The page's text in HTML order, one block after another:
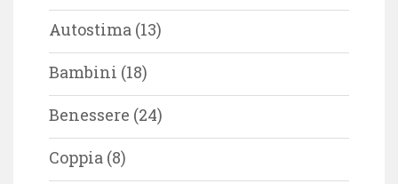
Autostima (13)
Bambini (18)
Benessere (24)
Coppia (8)